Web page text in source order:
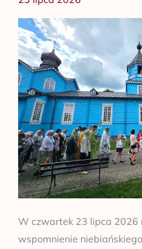
W czwartek 23 lipca 2026
wspomnienie
Antoniego
Pieczerskiego